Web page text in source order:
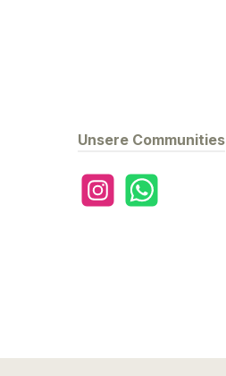
Unsere Communities
InstagramWhatsApp